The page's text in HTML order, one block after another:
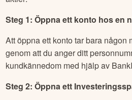
Steg 1: Öppna ett konto hos en
Att öppna ett konto tar bara någon
genom att du anger ditt
kundkännedom med hjälp av
Steg 2: Öppna ett